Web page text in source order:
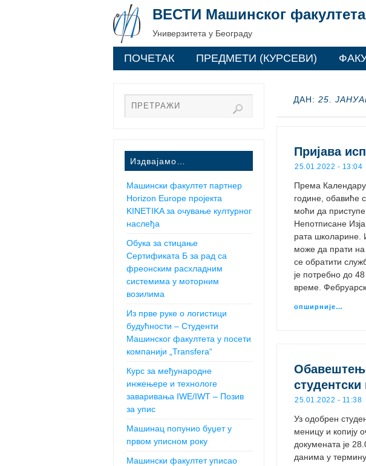
ВЕСТИ Машинског факултета
Универзитета у Београду
ПОЧЕТАК ПРЕДМЕТИ (КУРСЕВИ)
ДАН: 25.
Пријава
25.01.2022 - 13:04
Према Календару
године, обавиће
моћи да
Непотписане
рата школарине.
може да прати на
се обратити
је потребно до
време.
опширније…
студентски
25.01.2022 - 11:38
Уз одобрен
меницу и копију
докумената је
данима у
Издвајамо…
Машински факултет партнер
Horizon Europe пројекта
KINETIKA за очување културног
наслеђа
Обука за стицање
Сертификата Б за рад са
фреонским расхладним
системима у моторним
возилима
Из прве руке о логистици
будућности – Студенти
Машинског факултета у посети
компанији „Transfera“
Курс за међународне
инжењере и технологе
заваривања IWE/IWT – Позив
за упис
Машинац попунио буџет у
првом уписном року
Машински факултет уписао